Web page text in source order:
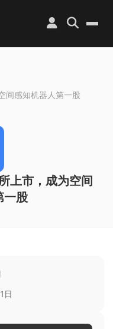
间感知机器人第一股
上市，成为空间
一股
日